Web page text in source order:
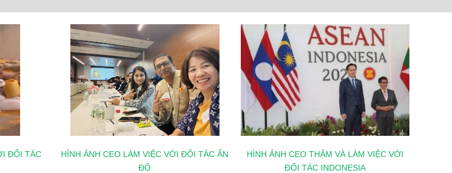
ĐỐI TÁC
HÌNH ẢNH CEO LÀM VIỆC VỚI ĐỐI TÁC ẤN
ĐỘ
HÌNH ẢNH CEO THĂM VÀ LÀM VIỆC VỚI
ĐỐI TÁC INDONESIA